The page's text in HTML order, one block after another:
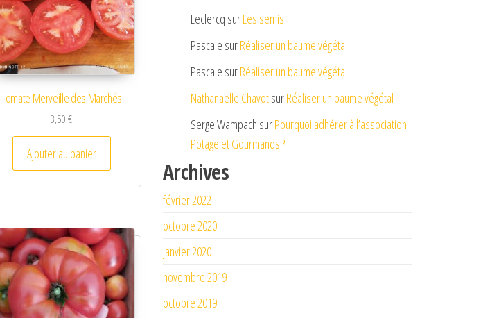
Tomate Merveille des Marchés
3,50€
Ajouter au panier
Leclercq surLes semis
Pascale surRéaliser un baume végétal
Pascale surRéaliser un baume végétal
Nathanaelle ChavotsurRéaliser un baume végétal
Serge Wampach surPourquoi adhérer à l’association
Potage et Gourmands ?
Archives
février 2022
octobre 2020
janvier 2020
novembre 2019
octobre 2019